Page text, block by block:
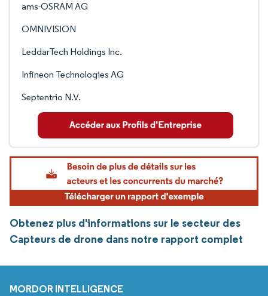
ams-OSRAM AG
OMNIVISION
LeddarTech Holdings Inc.
Infineon Technologies AG
Septentrio N.V.
Obtenez plus d'informations sur le secteur des
Capteurs de drone dans notre rapport complet
MORDOR INTELLIGENCE